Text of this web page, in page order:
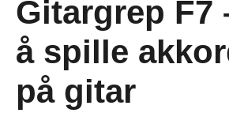
Gitargrep F7
å spille
på gitar